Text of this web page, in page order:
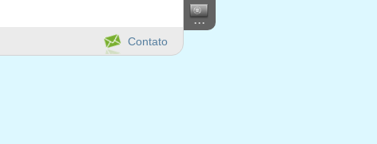
...
Contato